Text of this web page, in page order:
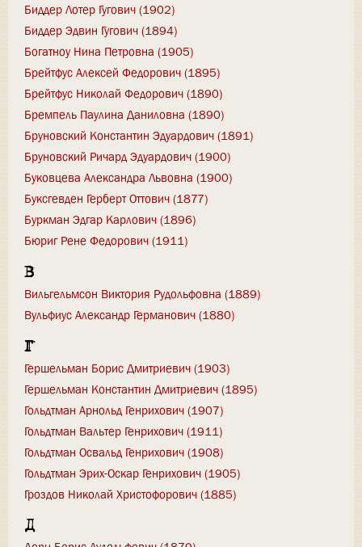
Биддер Лотер Гугович (1902)
Биддер Эдвин Гугович (1894)
Богатноу Нина Петровна (1905)
Брейтфус Алексей Федорович (1895)
Брейтфус Николай Федорович (1890)
Бремпель Паулина Даниловна (1890)
Бруновский Константин Эдуардович (1891)
Бруновский Ричард Эдуардович (1900)
Буковцева Александра Львовна (1900)
Буксгевден Герберт Оттович (1877)
Буркман Эдгар Карлович (1896)
Бюриг Рене Федорович (1911)
В
Вильгельмсон Виктория Рудольфовна (1889)
Вульфиус Александр Германович (1880)
Г
Гершельман Борис Дмитриевич (1903)
Гершельман Константин Дмитриевич (1895)
Гольдтман Арнольд Генрихович (1907)
Гольдтман Вальтер Генрихович (1911)
Гольдтман Освальд Генрихович (1908)
Гольдтман Эрих-Оскар Генрихович (1905)
Гроздов Николай Христофорович (1885)
Д